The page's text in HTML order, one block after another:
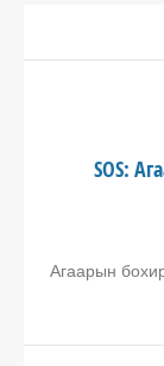
SOS:
Агаарын